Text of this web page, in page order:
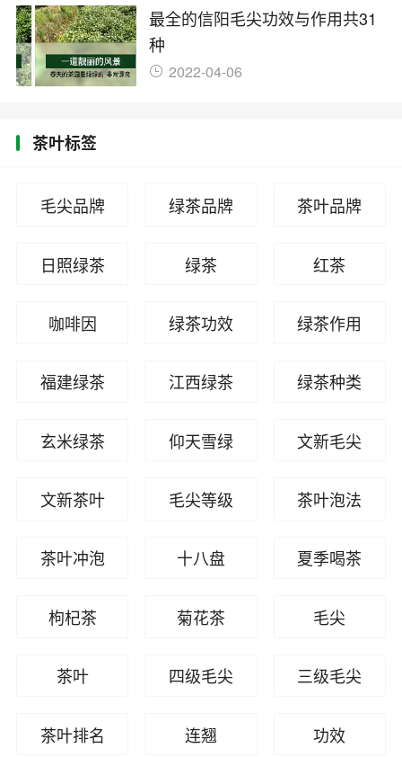
最全的信阳毛尖功效与作用共31
种
2022-04-06
茶叶标签
毛尖品牌 绿茶品牌 茶叶品牌
日照绿茶 绿茶 红茶
咖啡因 绿茶功效 绿茶作用
福建绿茶 江西绿茶 绿茶种类
玄米绿茶 仰天雪绿 文新毛尖
文新茶叶 毛尖等级 茶叶泡法
茶叶冲泡 十八盘 夏季喝茶
枸杞茶 菊花茶 毛尖
茶叶 四级毛尖 三级毛尖
茶叶排名 连翘 功效